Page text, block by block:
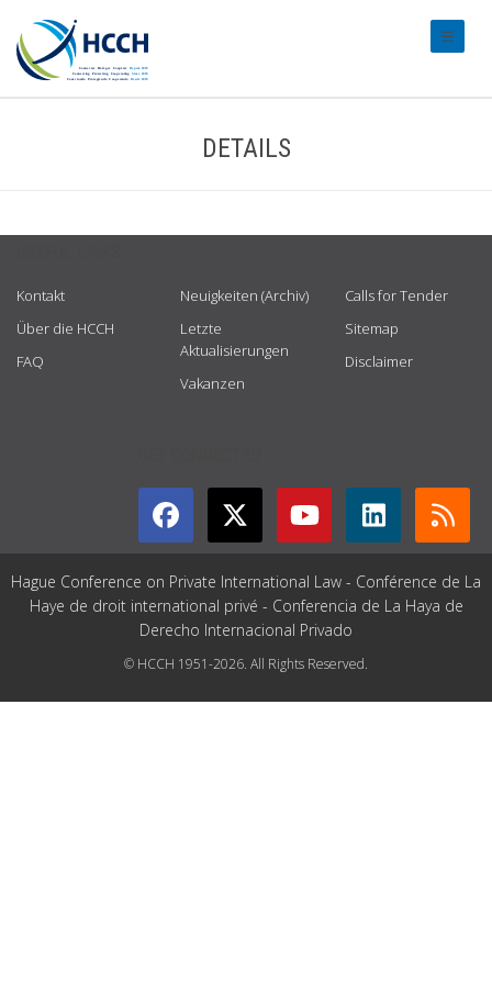
DETAILS
Kontakt
Über die HCCH
FAQ
Neuigkeiten (Archiv)
Letzte
Aktualisierungen
Vakanzen
Calls for Tender
Sitemap
Disclaimer
Hague Conference on Private International Law - Conférence de La
Haye de droit international privé - Conferencia de La Haya de
Derecho Internacional Privado
© HCCH 1951-2026. All Rights Reserved.